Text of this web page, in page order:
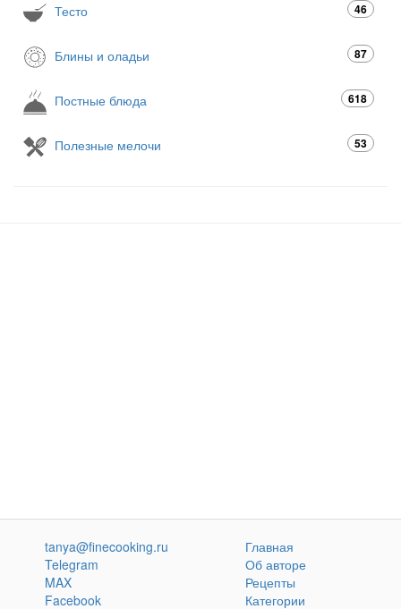
Тесто 46
Блины и оладьи 87
Постные блюда 618
Полезные мелочи 53
tanya@finecooking.ru
Telegram
MAX
Facebook
Главная
Об авторе
Рецепты
Категории